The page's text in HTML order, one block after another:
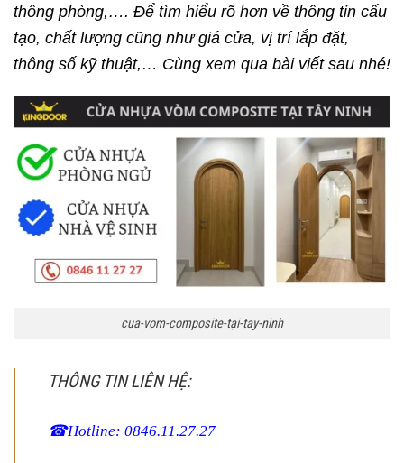
thông phòng,…. Để tìm hiểu rõ hơn về thông tin cấu
tạo, chất lượng cũng như giá cửa, vị trí lắp đặt,
thông số kỹ thuật,… Cùng xem qua bài viết sau nhé!
cua-vom-composite-tại-tay-ninh
THÔNG TIN LIÊN HỆ:
☎Hotline: 0846.11.27.27